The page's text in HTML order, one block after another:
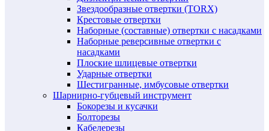
Звездообразные отвертки (TORX)
Крестовые отвертки
Наборные (составные) отвертки с насадками
Наборные реверсивные отвертки с
насадками
Плоские шлицевые отвертки
Ударные отвертки
Шестигранные, имбусовые отвертки
Шарнирно-губцевый инструмент
Бокорезы и кусачки
Болторезы
Кабелерезы